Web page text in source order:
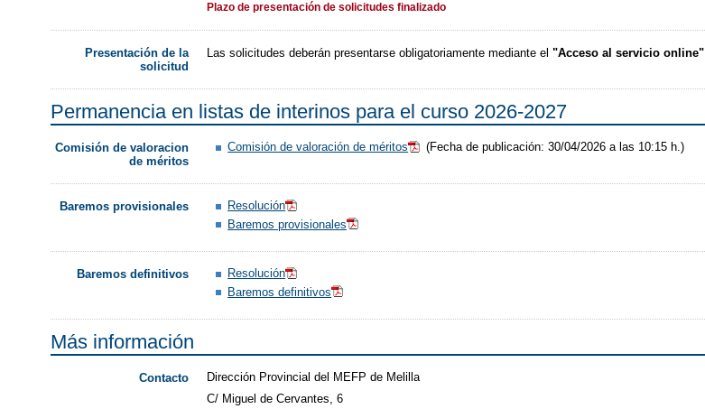
Plazo de presentación de solicitudes finalizado
Presentación de la
solicitud
Las solicitudes deberán presentarse obligatoriamente mediante el"Acceso al servicio online"
Permanencia en listas de interinos para el curso 2026-2027
Comisión de valoracion
de méritos
Comisión de valoración de méritos (Fecha de publicación: 30/04/2026 a las 10:15 h.)
Baremos provisionales
Resolución
Baremos provisionales
Baremos definitivos
Resolución
Baremos definitivos
Más información
Contacto
Dirección Provincial del MEFP de Melilla
C/ Miguel de Cervantes, 6